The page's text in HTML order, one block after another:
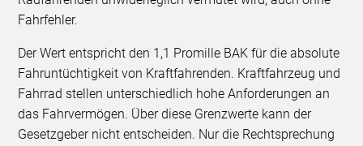
Fahrfehler.
Der Wert entspricht den 1,1 Promille BAK für die absolute
Fahruntüchtigkeit von Kraftfahrenden. Kraftfahrzeug und
Fahrrad stellen unterschiedlich hohe Anforderungen an
das Fahrvermögen. Über diese Grenzwerte kann der
Gesetzgeber nicht entscheiden. Nur die Rechtsprechung